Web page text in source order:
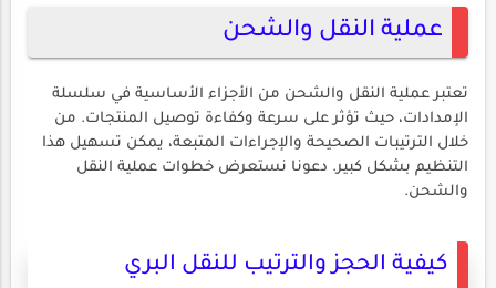
عملية النقل والشحن
تعتبر عملية النقل والشحن من الأجزاء الأساسية في سلسلة
الإمدادات، حيث تؤثر على سرعة وكفاءة توصيل المنتجات. من
خلال الترتيبات الصحيحة والإجراءات المتبعة، يمكن تسهيل هذا
التنظيم بشكل كبير. دعونا نستعرض خطوات عملية النقل
والشحن.
كيفية الحجز والترتيب للنقل البري